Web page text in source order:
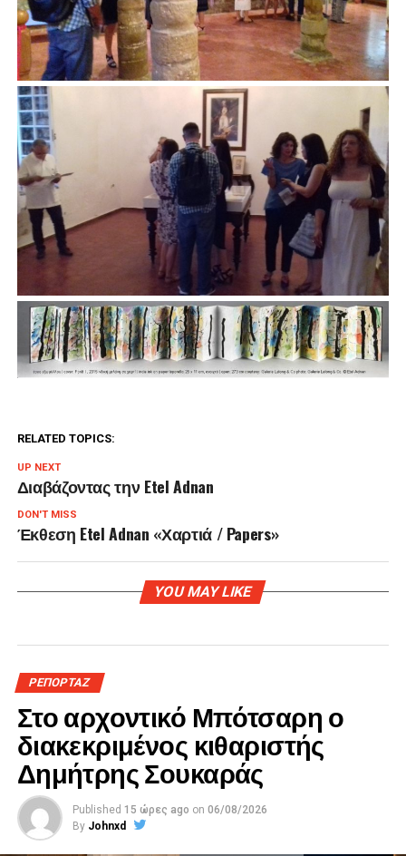
RELATED TOPICS:
UP NEXT
Διαβάζοντας την Etel Adnan
DON'T MISS
Έκθεση Etel Adnan «Χαρτιά / Papers»
YOU MAY LIKE
ΡΕΠΟΡΤΑΖ
Στο αρχοντικό Μπότσαρη ο
διακεκριμένος κιθαριστής
Δημήτρης Σουκαράς
Published 15 ώρες ago on 06/08/2026
By Johnxd